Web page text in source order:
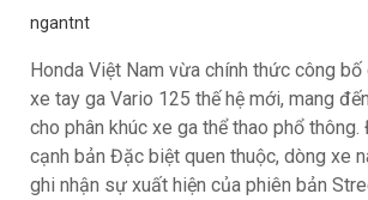
ngantnt
Honda Việt Nam vừa chính thức công bố
xe tay ga Vario 125 thế hệ mới, mang
cho phân khúc xe ga thể thao phổ thông.
cạnh bản Đặc biệt quen thuộc, dòng xe
ghi nhận sự xuất hiện của phiên bản